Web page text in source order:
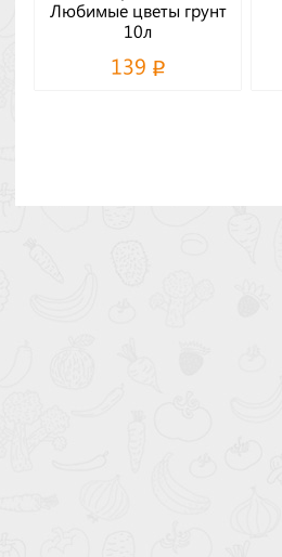
Любимые цветы грунт
10л
139